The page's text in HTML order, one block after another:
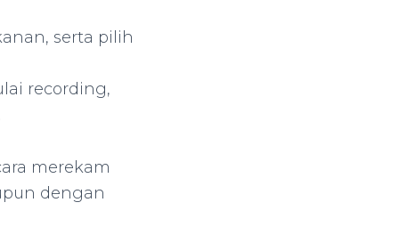
serta pilih
recording,
merekam
dengan